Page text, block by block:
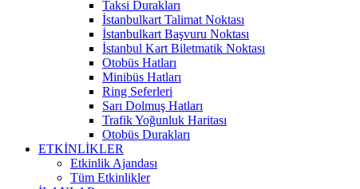
Taksi Durakları
İstanbulkart Talimat Noktası
İstanbulkart Başvuru Noktası
İstanbul Kart Biletmatik Noktası
Otobüs Hatları
Minibüs Hatları
Ring Seferleri
Sarı Dolmuş Hatları
Trafik Yoğunluk Haritası
Otobüs Durakları
ETKİNLİKLER
Etkinlik Ajandası
Tüm Etkinlikler